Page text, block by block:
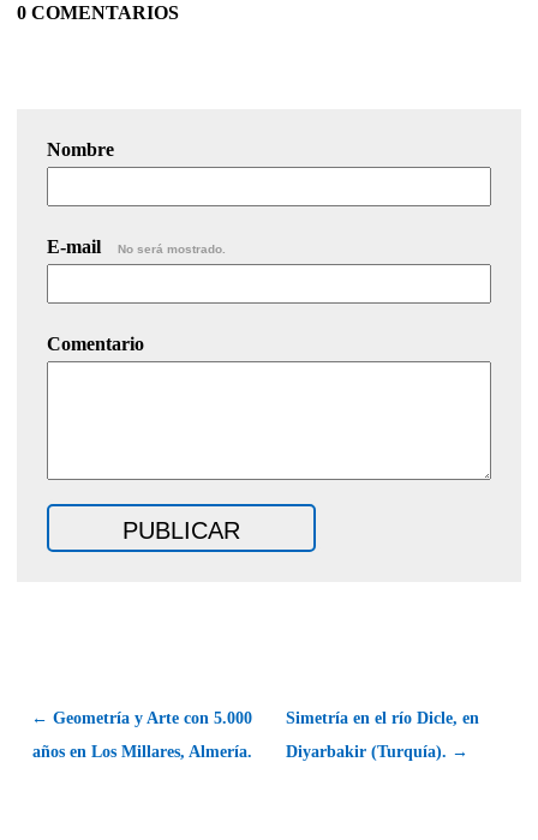
0 COMENTARIOS
Nombre
E-mail No será mostrado.
Comentario
← Geometría y Arte con 5.000
años en Los Millares, Almería.
Simetría en el río Dicle, en
Diyarbakir (Turquía). →